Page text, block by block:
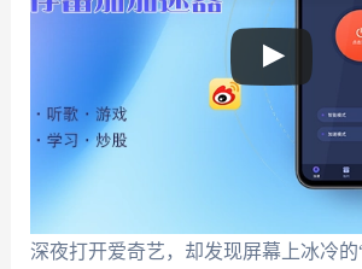
深夜打开爱奇艺，却发现屏幕上冰冷